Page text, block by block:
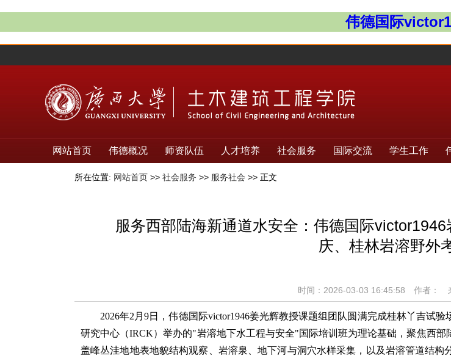
伟德国际
网站首页 伟德概况 师资队伍 人才培养 社会服务 国际交流 学生工作
所在位置: 网站首页 >> 社会服务 >> 服务社会 >> 正文
服务西部陆海新通道水安全：伟德国际
庆、桂林岩溶野外
时间：2026-03-03 16:45:58 作者：
2026年2月9日，伟德国际victor1946姜光辉教授课题组团队圆满完成桂林丫吉试
研究中心（IRCK）举办的"岩溶地下水工程与安全"国际培训班为理论基础，聚焦西
盖峰丛洼地地表地貌结构观察、岩溶泉、地下河与洞穴水样采集，以及岩溶管道结